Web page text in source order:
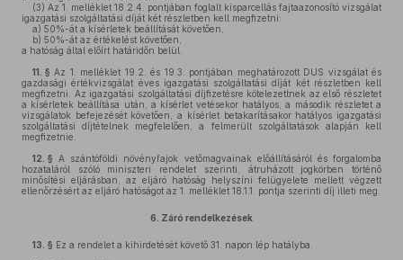
(3) Az 1. melléklet 18.2.4. pontjában foglalt kisparcellás fajtaazonosító vizsgálat
igazgatási szolgáltatási díját két részletben kell megfizetni:
a) 50%-át a kísérletek beállítását követően,
b) 50%-át az értékelést követően,
a hatóság által előírt határidőn belül.
11. § Az 1. melléklet 19.2. és 19.3. pontjában meghatározott DUS vizsgálat és
gazdasági értékvizsgálat éves igazgatási szolgáltatási díját két részletben kell
megfizetni. Az igazgatási szolgáltatási díjfizetésre kötelezettnek az első részletet
a kísérletek beállítása után, a kísérlet vetésekor hatályos, a második részletet a
vizsgálatok befejezését követően, a kísérlet betakarításakor hatályos igazgatási
szolgáltatási díjtételnek megfelelően, a felmerült szolgáltatások alapján kell
megfizetnie.
12. § A szántóföldi növényfajok vetőmagvainak előállításáról és forgalomba
hozataláról szóló miniszteri rendelet szerinti, átruházott jogkörben történő
minősítési eljárásban, az eljáró hatóság helyszíni felügyelete mellett végzett
ellenőrzésért az eljáró hatóságot az 1. melléklet 18.1.1. pontja szerinti díj illeti meg.
6. Záró rendelkezések
13. § Ez a rendelet a kihirdetését követő 31. napon lép hatályba.